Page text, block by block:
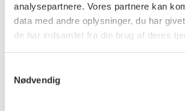
analysepartnere. Vores partnere kan
data med andre oplysninger, du har
de har indsamlet fra din brug af deres
Nødvendig